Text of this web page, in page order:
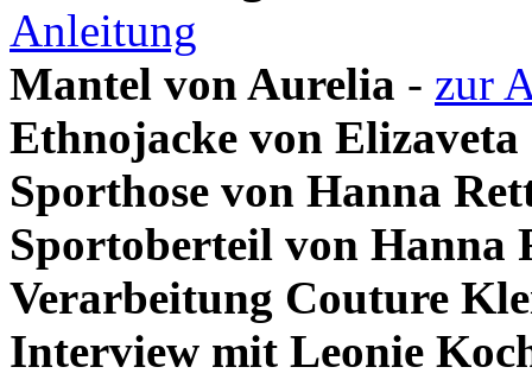
Anleitung
Mantel von Aurelia - zur
Ethnojacke von Elizaveta
Sporthose von Hanna
Sportoberteil von Hanna
Verarbeitung Couture
Interview mit Leonie